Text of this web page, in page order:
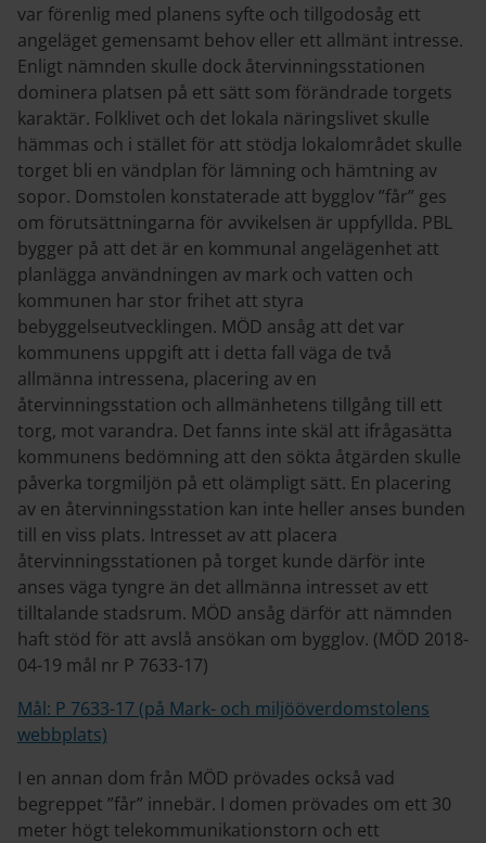
var förenlig med planens syfte och tillgodosåg ett
angeläget gemensamt behov eller ett allmänt intresse.
Enligt nämnden skulle dock återvinningsstationen
dominera platsen på ett sätt som förändrade torgets
karaktär. Folklivet och det lokala näringslivet skulle
hämmas och i stället för att stödja lokalområdet skulle
torget bli en vändplan för lämning och hämtning av
sopor. Domstolen konstaterade att bygglov ”får” ges
om förutsättningarna för avvikelsen är uppfyllda. PBL
bygger på att det är en kommunal angelägenhet att
planlägga användningen av mark och vatten och
kommunen har stor frihet att styra
bebyggelseutvecklingen. MÖD ansåg att det var
kommunens uppgift att i detta fall väga de två
allmänna intressena, placering av en
återvinningsstation och allmänhetens tillgång till ett
torg, mot varandra. Det fanns inte skäl att ifrågasätta
kommunens bedömning att den sökta åtgärden skulle
påverka torgmiljön på ett olämpligt sätt. En placering
av en återvinningsstation kan inte heller anses bunden
till en viss plats. Intresset av att placera
återvinningsstationen på torget kunde därför inte
anses väga tyngre än det allmänna intresset av ett
tilltalande stadsrum. MÖD ansåg därför att nämnden
haft stöd för att avslå ansökan om bygglov. (MÖD 2018-
04-19 mål nr P 7633-17)
Mål: P 7633-17 (på Mark- och miljööverdomstolens
webbplats)
I en annan dom från MÖD prövades också vad
begreppet ”får” innebär. I domen prövades om ett 30
meter högt telekommunikationstorn och ett